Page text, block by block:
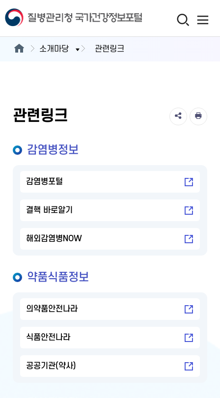
소개마당 관련링크
관련링크
감염병정보
감염병포털
결핵 바로알기
해외감염병NOW
약품식품정보
의약품안전나라
식품안전나라
공공기관(약사)